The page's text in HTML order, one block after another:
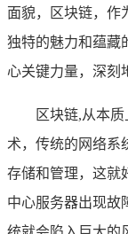
面貌，区块链，作
独特的魅力和蕴藏
心关键力量，深刻
区块链,从本
术，传统的网络系
存储和管理，这就
中心服务器出现故